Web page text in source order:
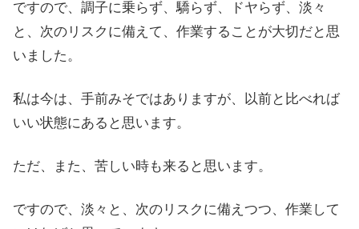
ですので、調子に乗らず、驕らず、ドヤらず、淡々
と、次のリスクに備えて、作業することが大切だと思
いました。
私は今は、手前みそではありますが、以前と比べれば
いい状態にあると思います。
ただ、また、苦しい時も来ると思います。
ですので、淡々と、次のリスクに備えつつ、作業して